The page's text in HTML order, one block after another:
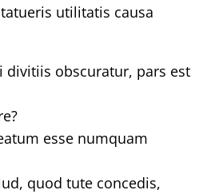
utilitatis causa
divitiis obscuratur, pars est
esse numquam
quod tute concedis,